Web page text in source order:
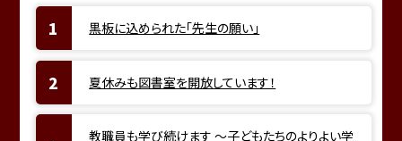
黒板に込められた「先生の願い」
夏休みも図書室を開放しています！
教職員も学び続けます ～子どもたちのよりよい学